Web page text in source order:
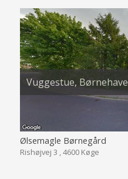
Vuggestue, Børnehave
Ølsemagle Børnegård
Rishøjvej 3 , 4600 Køge